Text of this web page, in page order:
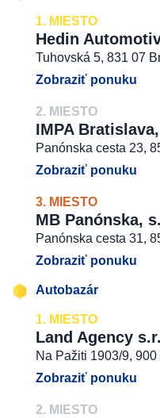
1. MIESTO
Hedin
Tuhovská 5, 831 07
Zobraziť ponuku
2. MIESTO
IMPA
Panónska cesta 23,
Zobraziť ponuku
3. MIESTO
MB Panónska,
Panónska cesta 31,
Zobraziť ponuku
Autobazár
1. MIESTO
Land Agency
Na Pažiti 1903/9,
Zobraziť ponuku
2. MIESTO